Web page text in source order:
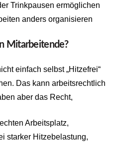
Trinkpausen ermöglichen
anders organisieren
Mitarbeitende?
einfach selbst „Hitzefrei“
Das kann arbeitsrechtlich
aber das Recht,
Arbeitsplatz,
starker Hitzebelastung,